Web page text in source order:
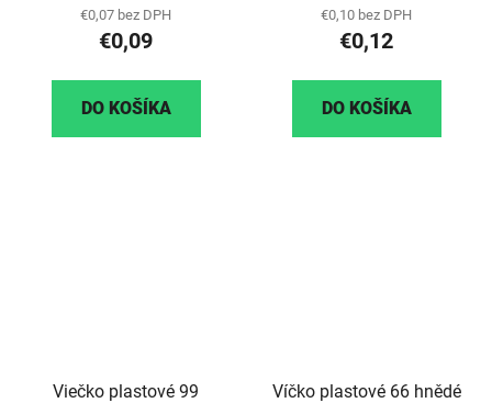
€0,07 bez DPH
€0,09
DO KOŠÍKA
€0,10 bez DPH
€0,12
DO KOŠÍKA
Viečko plastové 99
Víčko plastové 66 hnědé